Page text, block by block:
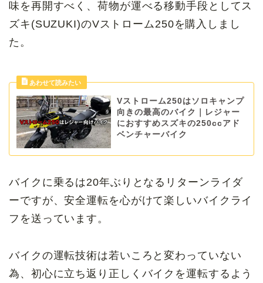
味を再開すべく、荷物が運べる移動手段としてス
ズキ(SUZUKI)のVストローム250を購入しまし
た。
Vストローム250はソロキャンプ
向きの最高のバイク｜レジャー
におすすめスズキの250ccアド
ベンチャーバイク
バイクに乗るは20年ぶりとなるリターンライダ
ーですが、安全運転を心がけて楽しいバイクライ
フを送っています。
バイクの運転技術は若いころと変わっていない
為、初心に立ち返り正しくバイクを運転するよう